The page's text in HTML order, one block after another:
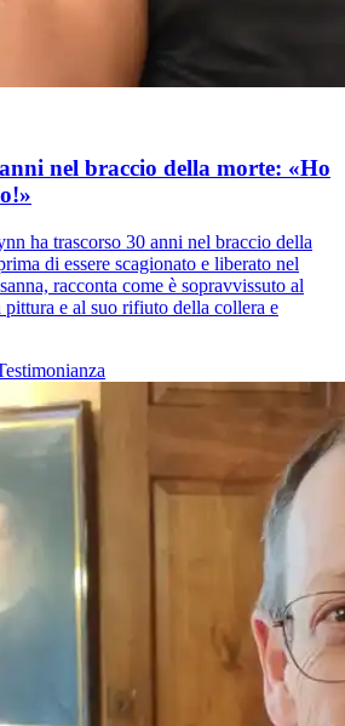
nel braccio della morte: «Ho
ha trascorso 30 anni nel braccio della
di essere scagionato e liberato nel
racconta come è sopravvissuto al
e al suo rifiuto della collera e